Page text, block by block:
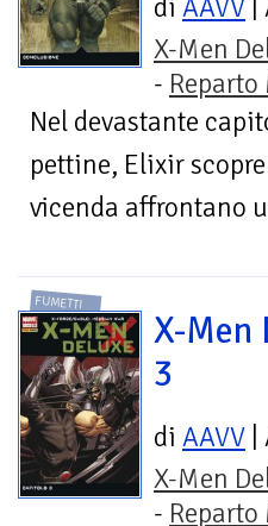
di AAVV
X-Men
-
Nel devastante
pettine, Elixir
vicenda affrontano
FUMETTI
X-Men
3
di AAVV
X-Men
-